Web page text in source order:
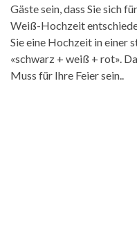
Gäste sein, dass Sie sich
Weiß-Hochzeit
Sie eine Hochzeit in einer
«schwarz + weiß + rot».
Muss für Ihre Feier sein..